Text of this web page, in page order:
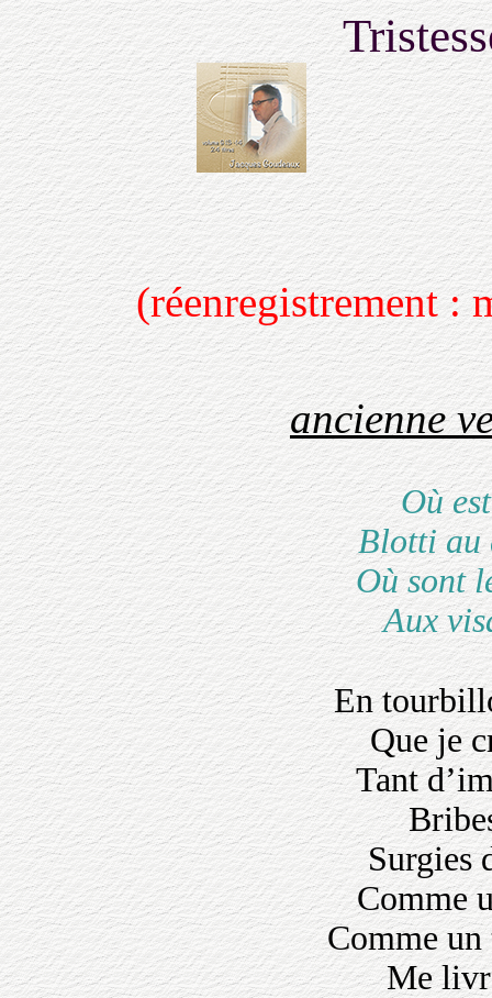
(réenregistrement :
ancienne
Où
Blotti au
Où sont
Aux
En
Que je
Tant
Surgies
Comme
Comme
Me